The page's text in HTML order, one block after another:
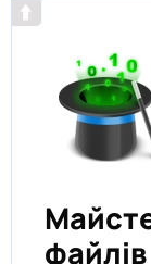
файлів